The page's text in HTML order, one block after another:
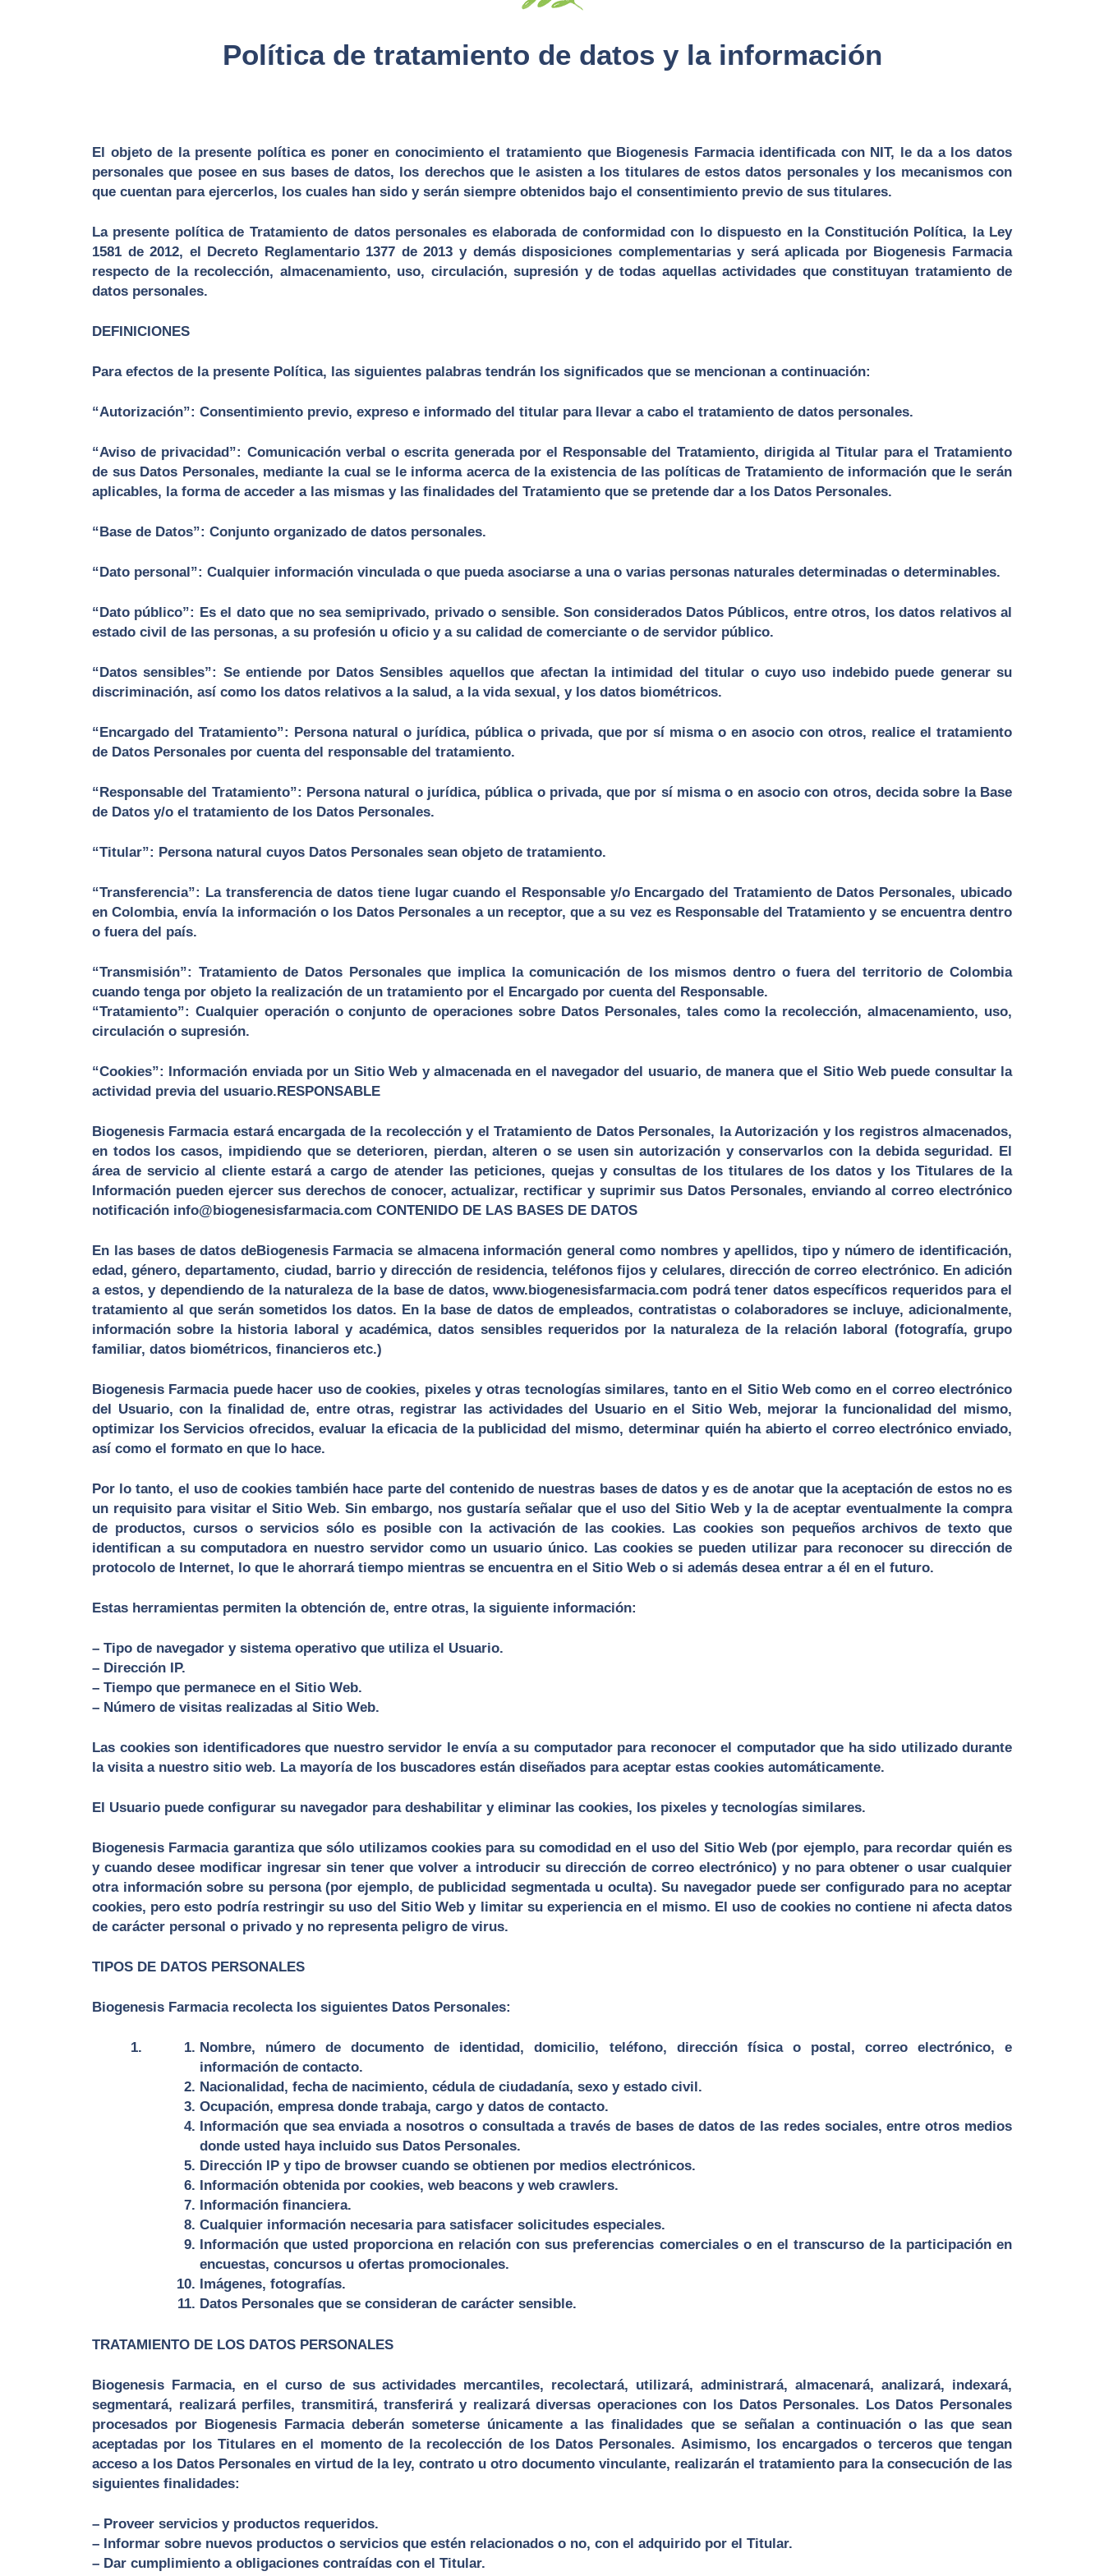
Política de tratamiento de datos y la información
El objeto de la presente política es poner en conocimiento el tratamiento que Biogenesis Farmacia identificada con NIT, le da a los datos
personales que posee en sus bases de datos, los derechos que le asisten a los titulares de estos datos personales y los mecanismos con
que cuentan para ejercerlos, los cuales han sido y serán siempre obtenidos bajo el consentimiento previo de sus titulares.
La presente política de Tratamiento de datos personales es elaborada de conformidad con lo dispuesto en la Constitución Política, la Ley
1581 de 2012, el Decreto Reglamentario 1377 de 2013 y demás disposiciones complementarias y será aplicada por Biogenesis Farmacia
respecto de la recolección, almacenamiento, uso, circulación, supresión y de todas aquellas actividades que constituyan tratamiento de
datos personales.
DEFINICIONES
Para efectos de la presente Política, las siguientes palabras tendrán los significados que se mencionan a continuación:
“Autorización”: Consentimiento previo, expreso e informado del titular para llevar a cabo el tratamiento de datos personales.
“Aviso de privacidad”: Comunicación verbal o escrita generada por el Responsable del Tratamiento, dirigida al Titular para el Tratamiento
de sus Datos Personales, mediante la cual se le informa acerca de la existencia de las políticas de Tratamiento de información que le serán
aplicables, la forma de acceder a las mismas y las finalidades del Tratamiento que se pretende dar a los Datos Personales.
“Base de Datos”: Conjunto organizado de datos personales.
“Dato personal”: Cualquier información vinculada o que pueda asociarse a una o varias personas naturales determinadas o determinables.
“Dato público”: Es el dato que no sea semiprivado, privado o sensible. Son considerados Datos Públicos, entre otros, los datos relativos al
estado civil de las personas, a su profesión u oficio y a su calidad de comerciante o de servidor público.
“Datos sensibles”: Se entiende por Datos Sensibles aquellos que afectan la intimidad del titular o cuyo uso indebido puede generar su
discriminación, así como los datos relativos a la salud, a la vida sexual, y los datos biométricos.
“Encargado del Tratamiento”: Persona natural o jurídica, pública o privada, que por sí misma o en asocio con otros, realice el tratamiento
de Datos Personales por cuenta del responsable del tratamiento.
“Responsable del Tratamiento”: Persona natural o jurídica, pública o privada, que por sí misma o en asocio con otros, decida sobre la Base
de Datos y/o el tratamiento de los Datos Personales.
“Titular”: Persona natural cuyos Datos Personales sean objeto de tratamiento.
“Transferencia”: La transferencia de datos tiene lugar cuando el Responsable y/o Encargado del Tratamiento de Datos Personales, ubicado
en Colombia, envía la información o los Datos Personales a un receptor, que a su vez es Responsable del Tratamiento y se encuentra dentro
o fuera del país.
“Transmisión”: Tratamiento de Datos Personales que implica la comunicación de los mismos dentro o fuera del territorio de Colombia
cuando tenga por objeto la realización de un tratamiento por el Encargado por cuenta del Responsable.
“Tratamiento”: Cualquier operación o conjunto de operaciones sobre Datos Personales, tales como la recolección, almacenamiento, uso,
circulación o supresión.
“Cookies”: Información enviada por un Sitio Web y almacenada en el navegador del usuario, de manera que el Sitio Web puede consultar la
actividad previa del usuario.RESPONSABLE
Biogenesis Farmacia estará encargada de la recolección y el Tratamiento de Datos Personales, la Autorización y los registros almacenados,
en todos los casos, impidiendo que se deterioren, pierdan, alteren o se usen sin autorización y conservarlos con la debida seguridad. El
área de servicio al cliente estará a cargo de atender las peticiones, quejas y consultas de los titulares de los datos y los Titulares de la
Información pueden ejercer sus derechos de conocer, actualizar, rectificar y suprimir sus Datos Personales, enviando al correo electrónico
notificación info@biogenesisfarmacia.com CONTENIDO DE LAS BASES DE DATOS
En las bases de datos deBiogenesis Farmacia se almacena información general como nombres y apellidos, tipo y número de identificación,
edad, género, departamento, ciudad, barrio y dirección de residencia, teléfonos fijos y celulares, dirección de correo electrónico. En adición
a estos, y dependiendo de la naturaleza de la base de datos,www.biogenesisfarmacia.com podrá tener datos específicos requeridos para el
tratamiento al que serán sometidos los datos. En la base de datos de empleados, contratistas o colaboradores se incluye, adicionalmente,
información sobre la historia laboral y académica, datos sensibles requeridos por la naturaleza de la relación laboral (fotografía, grupo
familiar, datos biométricos, financieros etc.)
Biogenesis Farmacia puede hacer uso de cookies, pixeles y otras tecnologías similares, tanto en el Sitio Web como en el correo electrónico
del Usuario, con la finalidad de, entre otras, registrar las actividades del Usuario en el Sitio Web, mejorar la funcionalidad del mismo,
optimizar los Servicios ofrecidos, evaluar la eficacia de la publicidad del mismo, determinar quién ha abierto el correo electrónico enviado,
así como el formato en que lo hace.
Por lo tanto, el uso de cookies también hace parte del contenido de nuestras bases de datos y es de anotar que la aceptación de estos no es
un requisito para visitar el Sitio Web. Sin embargo, nos gustaría señalar que el uso del Sitio Web y la de aceptar eventualmente la compra
de productos, cursos o servicios sólo es posible con la activación de las cookies. Las cookies son pequeños archivos de texto que
identifican a su computadora en nuestro servidor como un usuario único. Las cookies se pueden utilizar para reconocer su dirección de
protocolo de Internet, lo que le ahorrará tiempo mientras se encuentra en el Sitio Web o si además desea entrar a él en el futuro.
Estas herramientas permiten la obtención de, entre otras, la siguiente información:
– Tipo de navegador y sistema operativo que utiliza el Usuario.
– Dirección IP.
– Tiempo que permanece en el Sitio Web.
– Número de visitas realizadas al Sitio Web.
Las cookies son identificadores que nuestro servidor le envía a su computador para reconocer el computador que ha sido utilizado durante
la visita a nuestro sitio web. La mayoría de los buscadores están diseñados para aceptar estas cookies automáticamente.
El Usuario puede configurar su navegador para deshabilitar y eliminar las cookies, los pixeles y tecnologías similares.
Biogenesis Farmacia garantiza que sólo utilizamos cookies para su comodidad en el uso del Sitio Web (por ejemplo, para recordar quién es
y cuando desee modificar ingresar sin tener que volver a introducir su dirección de correo electrónico) y no para obtener o usar cualquier
otra información sobre su persona (por ejemplo, de publicidad segmentada u oculta). Su navegador puede ser configurado para no aceptar
cookies, pero esto podría restringir su uso del Sitio Web y limitar su experiencia en el mismo. El uso de cookies no contiene ni afecta datos
de carácter personal o privado y no representa peligro de virus.
TIPOS DE DATOS PERSONALES
Biogenesis Farmacia recolecta los siguientes Datos Personales:
Nombre, número de documento de identidad, domicilio, teléfono, dirección física o postal, correo electrónico, e
información de contacto.
Nacionalidad, fecha de nacimiento, cédula de ciudadanía, sexo y estado civil.
Ocupación, empresa donde trabaja, cargo y datos de contacto.
Información que sea enviada a nosotros o consultada a través de bases de datos de las redes sociales, entre otros medios
donde usted haya incluido sus Datos Personales.
Dirección IP y tipo de browser cuando se obtienen por medios electrónicos.
Información obtenida por cookies, web beacons y web crawlers.
Información financiera.
Cualquier información necesaria para satisfacer solicitudes especiales.
Información que usted proporciona en relación con sus preferencias comerciales o en el transcurso de la participación en
encuestas, concursos u ofertas promocionales.
Imágenes, fotografías.
Datos Personales que se consideran de carácter sensible.
TRATAMIENTO DE LOS DATOS PERSONALES
Biogenesis Farmacia, en el curso de sus actividades mercantiles, recolectará, utilizará, administrará, almacenará, analizará, indexará,
segmentará, realizará perfiles, transmitirá, transferirá y realizará diversas operaciones con los Datos Personales. Los Datos Personales
procesados por Biogenesis Farmacia deberán someterse únicamente a las finalidades que se señalan a continuación o las que sean
aceptadas por los Titulares en el momento de la recolección de los Datos Personales. Asimismo, los encargados o terceros que tengan
acceso a los Datos Personales en virtud de la ley, contrato u otro documento vinculante, realizarán el tratamiento para la consecución de las
siguientes finalidades:
– Proveer servicios y productos requeridos.
– Informar sobre nuevos productos o servicios que estén relacionados o no, con el adquirido por el Titular.
– Dar cumplimiento a obligaciones contraídas con el Titular.